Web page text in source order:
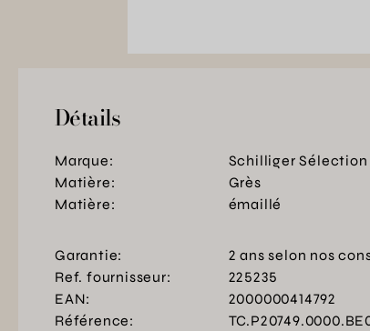
Détails
Marque:
Schilliger Sélection
Matière:
Grès
Matière:
émaillé
Garantie:
2 ans selon nos
Ref. fournisseur:
225235
EAN:
2000000414792
Référence: